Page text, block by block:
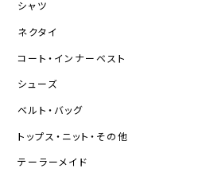
シャツ
ネクタイ
コート・インナーベスト
シューズ
ベルト・バッグ
トップス・ニット・その他
テーラーメイド